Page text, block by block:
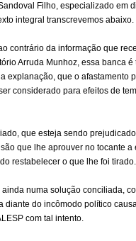
Filho, especializado em
integral transcrevemos abaixo.
contrário da informação que
Arruda Munhoz, essa banca é
explanação, que o afastamento
considerado para efeitos de
que esteja sendo
que lhe aprouver no tocante a
restabelecer o que lhe foi tirado.
ainda numa solução conciliada,
diante do incômodo político
com tal intento.